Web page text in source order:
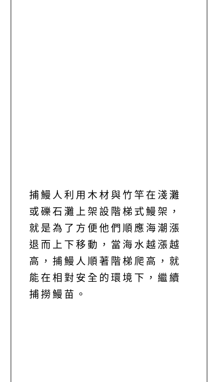
捕鰻人利用木材與竹竿在淺灘
或礫石灘上架設階梯式鰻架，
就是為了方便他們順應海潮漲
退而上下移動，當海水越漲越
高，捕鰻人順著階梯爬高，就
能在相對安全的環境下，繼續
捕撈鰻苗。